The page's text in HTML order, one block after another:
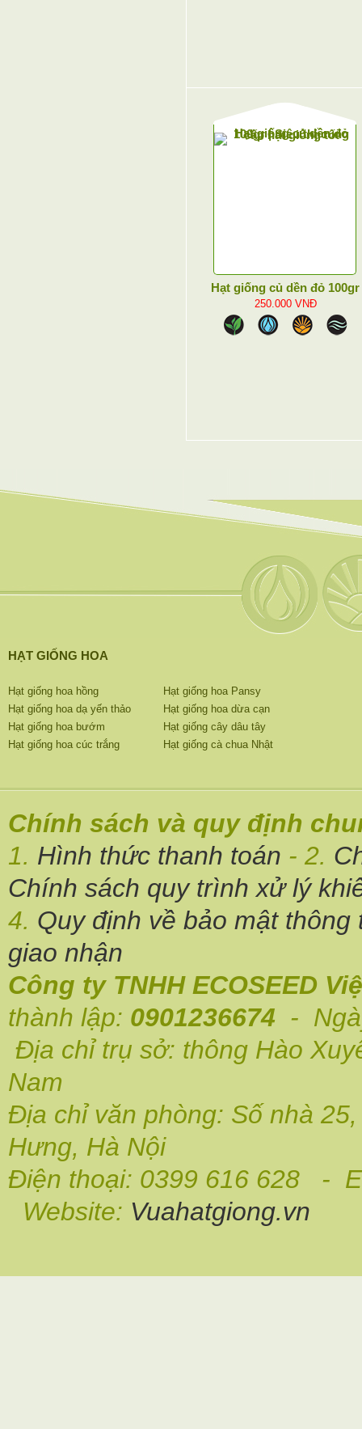
Hạt giống củ dền đỏ 100gr
250.000VNĐ
HẠT GIỐNG HOA
Hạt giống hoa hồng
Hạt giống hoa dạ yến thảo
Hạt giống hoa bướm
Hạt giống hoa cúc trắng
Hạt giống hoa Pansy
Hạt giống hoa dừa cạn
Hạt giống cây dâu tây
Hạt giống cà chua Nhật
Chính sách và quy định
1. Hình thức thanh toán - 2.
Chính sách quy trình xử lý
4. Quy định về bảo mật thông
giao nhận
Công ty TNHH ECOSEED
thành lập: 0901236674 -
Địa chỉ trụ sở: thông Hào
Nam
Địa chỉ văn phòng: Số nhà
Hưng, Hà Nội
Điện thoại: 0399 616 628 -
Website: Vuahatgiong.vn